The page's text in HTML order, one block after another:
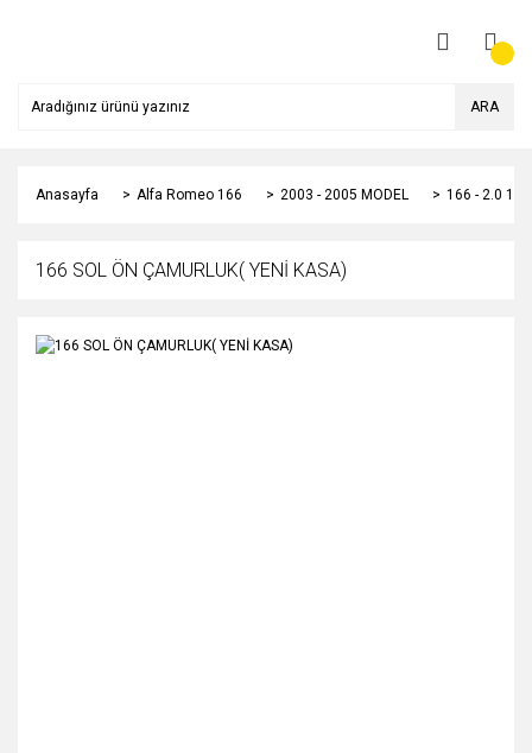
ARA
Anasayfa Alfa Romeo 166 2003 - 2005 MODEL 166 - 2.0
166 SOL ÖN ÇAMURLUK( YENİ KASA)